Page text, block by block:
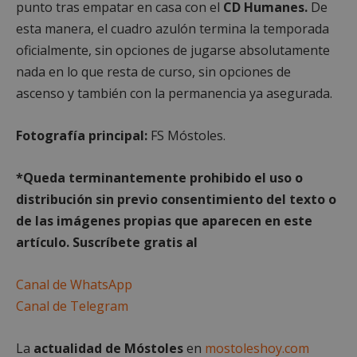
punto tras empatar en casa con el CD Humanes. De
esta manera, el cuadro azulón termina la temporada
oficialmente, sin opciones de jugarse absolutamente
nada en lo que resta de curso, sin opciones de
ascenso y también con la permanencia ya asegurada.
Fotografía principal: FS Móstoles.
*Queda terminantemente prohibido el uso o
distribución sin previo consentimiento del texto o
de las imágenes propias que aparecen en este
artículo. Suscríbete gratis al
Canal de WhatsApp
Canal de Telegram
La actualidad de Móstolesen mostoleshoy.com
Cookies no clasificadas
Cookies estrictamente necesarias
Cookies de preferencias
Cookies de funcionalidad
Cookies no clasificadas
Las cookies estrictamente necesarias permiten la
inicio de sesión de usuario y la gestión de cuentas.
El sitio web no se puede utilizar correctamente sin
las cookies estrictamente necesarias.
Dominio